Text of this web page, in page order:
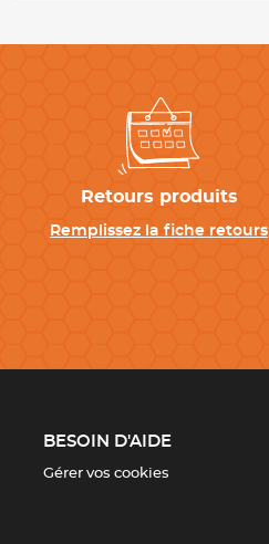
Retours produits
Remplissez la fiche retours
BESOIN D'AIDE
Gérer vos cookies